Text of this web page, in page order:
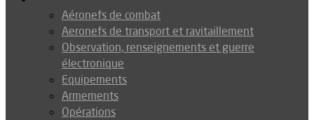
Aéronefs de combat
Aeronefs de transport et ravitaillement
Observation, renseignements et guerre
électronique
Equipements
Armements
Opérations